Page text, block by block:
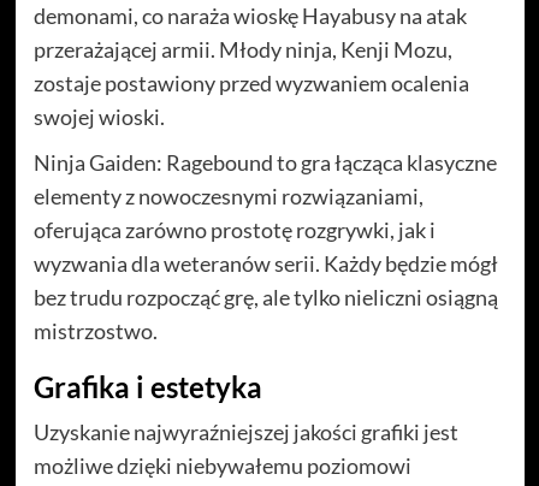
demonami, co naraża wioskę Hayabusy na atak
przerażającej armii. Młody ninja, Kenji Mozu,
zostaje postawiony przed wyzwaniem ocalenia
swojej wioski.
Ninja Gaiden: Ragebound to gra łącząca klasyczne
elementy z nowoczesnymi rozwiązaniami,
oferująca zarówno prostotę rozgrywki, jak i
wyzwania dla weteranów serii. Każdy będzie mógł
bez trudu rozpocząć grę, ale tylko nieliczni osiągną
mistrzostwo.
Grafika i estetyka
Uzyskanie najwyraźniejszej jakości grafiki jest
możliwe dzięki niebywałemu poziomowi